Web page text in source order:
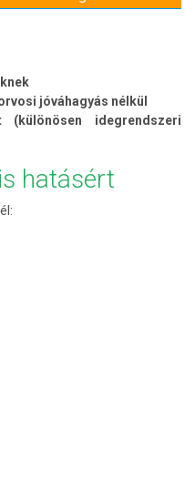
jóváhagyás nélkül
(különösen idegrendszeri
hatásért